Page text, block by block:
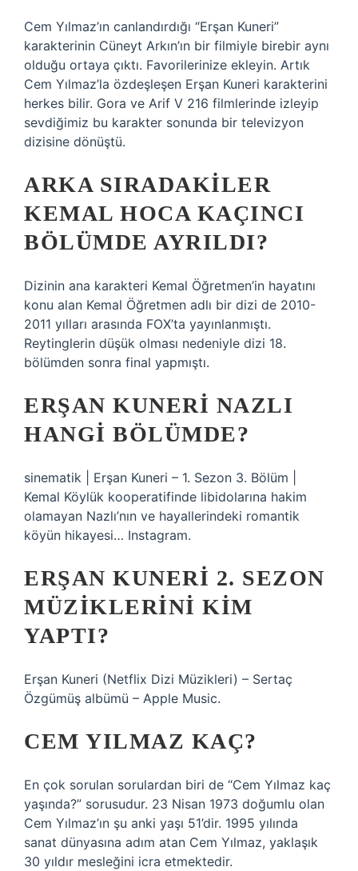
Cem Yılmaz’ın canlandırdığı “Erşan Kuneri”
karakterinin Cüneyt Arkın’ın bir filmiyle birebir aynı
olduğu ortaya çıktı. Favorilerinize ekleyin. Artık
Cem Yılmaz’la özdeşleşen Erşan Kuneri karakterini
herkes bilir. Gora ve Arif V 216 filmlerinde izleyip
sevdiğimiz bu karakter sonunda bir televizyon
dizisine dönüştü.
ARKA SIRADAKILER
KEMAL HOCA KAÇINCI
BÖLÜMDE AYRILDI?
Dizinin ana karakteri Kemal Öğretmen’in hayatını
konu alan Kemal Öğretmen adlı bir dizi de 2010-
2011 yılları arasında FOX’ta yayınlanmıştı.
Reytinglerin düşük olması nedeniyle dizi 18.
bölümden sonra final yapmıştı.
ERŞAN KUNERI NAZLI
HANGI BÖLÜMDE?
sinematik | Erşan Kuneri – 1. Sezon 3. Bölüm |
Kemal Köylük kooperatifinde libidolarına hakim
olamayan Nazlı’nın ve hayallerindeki romantik
köyün hikayesi… Instagram.
ERŞAN KUNERI 2. SEZON
MÜZIKLERINI KIM
YAPTI?
‎Erşan Kuneri (Netflix Dizi Müzikleri) – Sertaç
Özgümüş albümü – Apple Music.
CEM YILMAZ KAÇ?
En çok sorulan sorulardan biri de “Cem Yılmaz kaç
yaşında?” sorusudur. 23 Nisan 1973 doğumlu olan
Cem Yılmaz’ın şu anki yaşı 51’dir. 1995 yılında
sanat dünyasına adım atan Cem Yılmaz, yaklaşık
30 yıldır mesleğini icra etmektedir.